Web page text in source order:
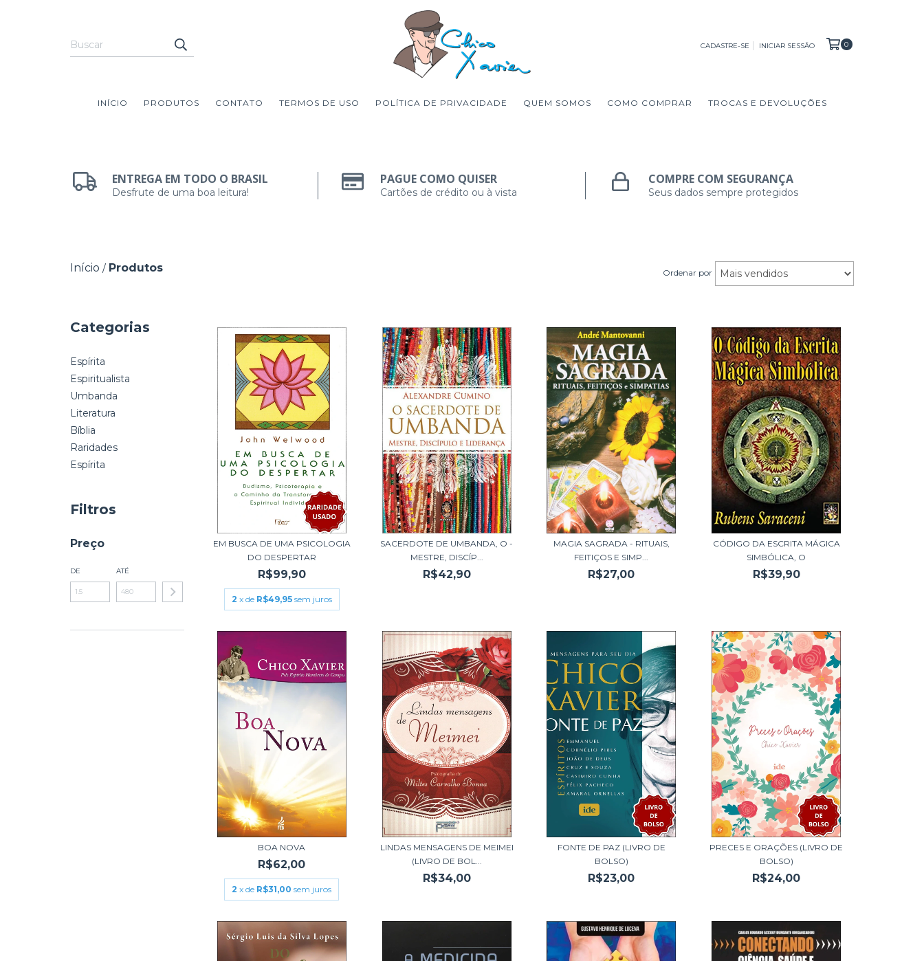
CADASTRE-SE INICIAR SESSÃO 0
INÍCIO PRODUTOS CONTATO TERMOS DE USO POLÍTICA DE PRIVACIDADE QUEM SOMOS COMO COMPRAR TROCAS E DEVOLUÇÕES
ENTREGA EM TODO O BRASIL
Desfrute de uma boa leitura!
PAGUE COMO QUISER
Cartões de crédito ou à vista
COMPRE COM SEGURANÇA
Seus dados sempre protegidos
Início / Produtos Ordenar por
Categorias
Espírita
Espiritualista
Umbanda
Literatura
Bíblia
Raridades
Espírita
Filtros
Preço
DE ATÉ
EM BUSCA DE UMA PSICOLOGIA
DO DESPERTAR
R$99,90
2 x de R$49,95 sem juros
SACERDOTE DE UMBANDA, O -
MESTRE, DISCÍP...
R$42,90
MAGIA SAGRADA - RITUAIS,
FEITIÇOS E SIMP...
R$27,00
CÓDIGO DA ESCRITA MÁGICA
SIMBÓLICA, O
R$39,90
BOA NOVA
R$62,00
2 x de R$31,00 sem juros
LINDAS MENSAGENS DE MEIMEI
(LIVRO DE BOL...
R$34,00
FONTE DE PAZ (LIVRO DE
BOLSO)
R$23,00
PRECES E ORAÇÕES (LIVRO DE
BOLSO)
R$24,00